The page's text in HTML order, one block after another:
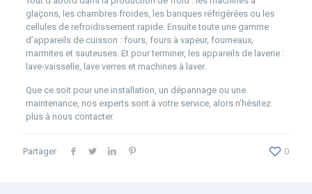
glaçons, les chambres froides, les banques réfrigérées ou les
cellules de refroidissement rapide. Ensuite toute une gamme
d’appareils de cuisson : fours, fours à vapeur, fourneaux,
marmites et sauteuses. Et pour terminer, les appareils de laverie :
lave-vaisselle, lave verres et machines à laver.
Que ce soit pour une installation, un dépannage ou une
maintenance, nos experts sont à votre service, alors n’hésitez
plus à nous contacter.
Partager 0